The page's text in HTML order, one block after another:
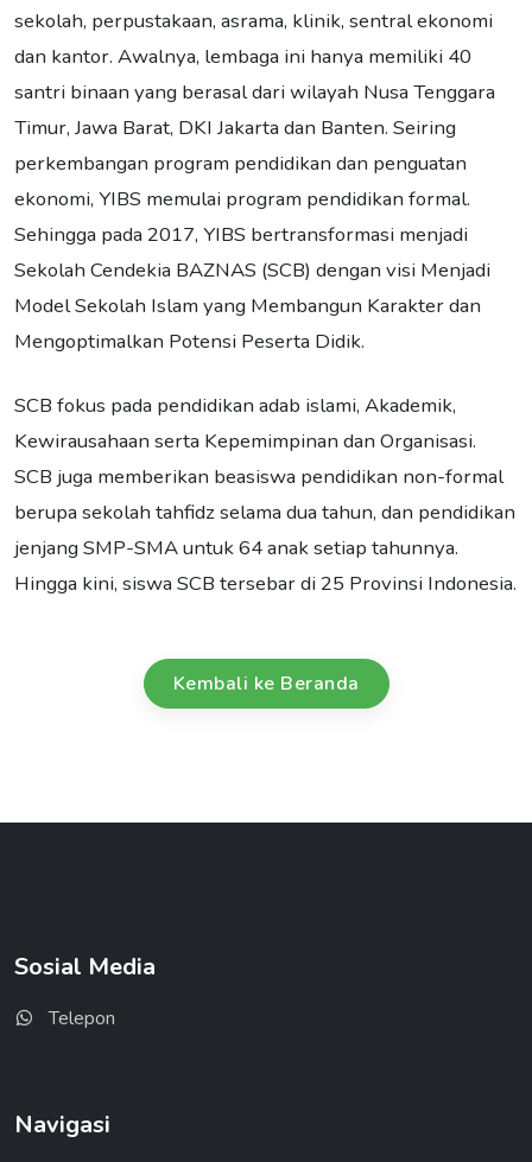
sekolah, perpustakaan, asrama, klinik, sentral ekonomi
dan kantor. Awalnya, lembaga ini hanya memiliki 40
santri binaan yang berasal dari wilayah Nusa Tenggara
Timur, Jawa Barat, DKI Jakarta dan Banten. Seiring
perkembangan program pendidikan dan penguatan
ekonomi, YIBS memulai program pendidikan formal.
Sehingga pada 2017, YIBS bertransformasi menjadi
Sekolah Cendekia BAZNAS (SCB) dengan visi Menjadi
Model Sekolah Islam yang Membangun Karakter dan
Mengoptimalkan Potensi Peserta Didik.
SCB fokus pada pendidikan adab islami, Akademik,
Kewirausahaan serta Kepemimpinan dan Organisasi.
SCB juga memberikan beasiswa pendidikan non-formal
berupa sekolah tahfidz selama dua tahun, dan pendidikan
jenjang SMP-SMA untuk 64 anak setiap tahunnya.
Hingga kini, siswa SCB tersebar di 25 Provinsi Indonesia.
Kembali ke Beranda
Sosial Media
Telepon
Navigasi